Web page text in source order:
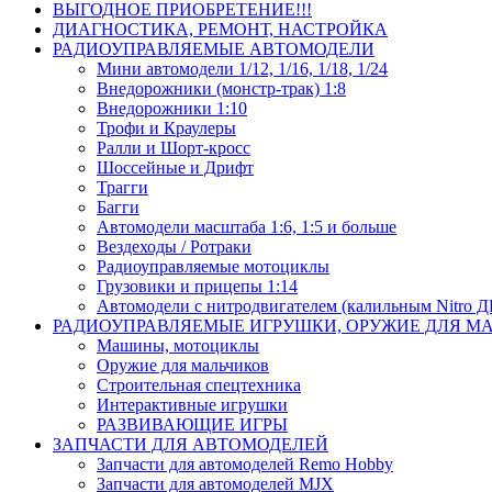
ВЫГОДНОЕ ПРИОБРЕТЕНИЕ!!!
ДИАГНОСТИКА, РЕМОНТ, НАСТРОЙКА
РАДИОУПРАВЛЯЕМЫЕ АВТОМОДЕЛИ
Мини автомодели 1/12, 1/16, 1/18, 1/24
Внедорожники (монстр-трак) 1:8
Внедорожники 1:10
Трофи и Краулеры
Ралли и Шорт-кросс
Шоссейные и Дрифт
Трагги
Багги
Автомодели масштаба 1:6, 1:5 и больше
Вездеходы / Ротраки
Радиоуправляемые мотоциклы
Грузовики и прицепы 1:14
Автомодели с нитродвигателем (калильным Nitro
РАДИОУПРАВЛЯЕМЫЕ ИГРУШКИ, ОРУЖИЕ ДЛЯ
Машины, мотоциклы
Оружие для мальчиков
Строительная спецтехника
Интерактивные игрушки
РАЗВИВАЮЩИЕ ИГРЫ
ЗАПЧАСТИ ДЛЯ АВТОМОДЕЛЕЙ
Запчасти для автомоделей Remo Hobby
Запчасти для автомоделей MJX